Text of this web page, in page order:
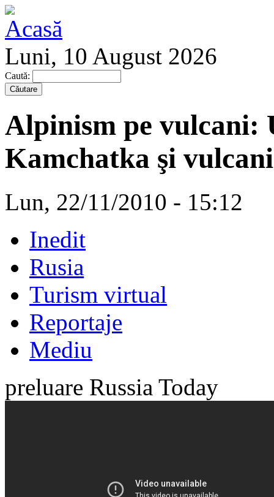
Luni, 10 August 2026
Caută:
Alpinism pe vulcani:
Kamchatka şi
Lun, 22/11/2010 - 15:12
Inedit
Rusia
Turism virtual
Reportaje
Mediu
preluare Russia Today